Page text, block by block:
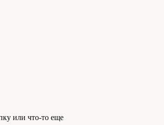
или что-то еще